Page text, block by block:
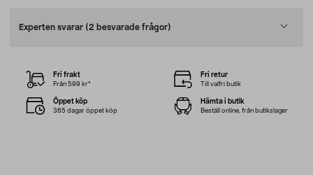
Experten svarar (2 besvarade frågor)
Fri frakt
Från 599 kr*
Fri retur
Till valfri butik
Öppet köp
365 dagar öppet köp
Hämta i butik
Beställ online, från butikslager